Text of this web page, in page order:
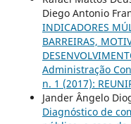
Diego Antonio
INDICADORES
BARREIRAS,
Administração
n. 1 (2017):
Jander Ângelo
Diagnóstico de